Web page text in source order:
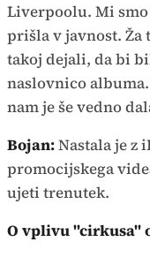
Liverpoolu. Mi
prišla v javnost. Ža
takoj dejali, da bi
naslovnico
nam je še vedno
Bojan:Nastala je z
promocijskega
ujeti trenutek.
O vplivu "cirkusa"